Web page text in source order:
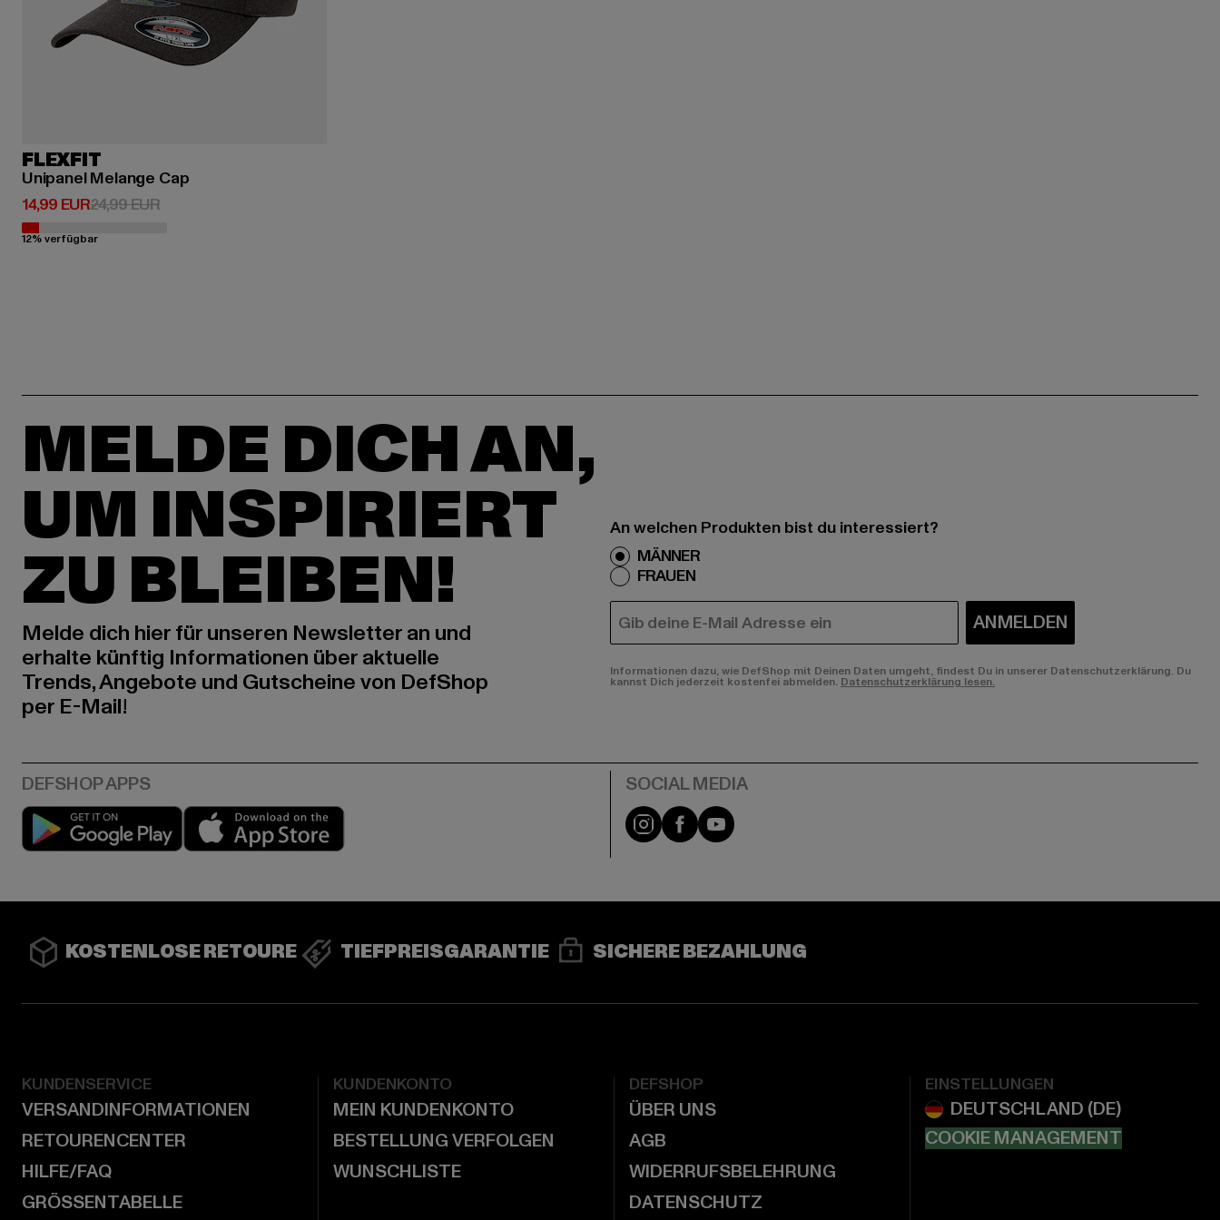
FLEXFIT
Unipanel Melange Cap
14,99 EUR
Derzeitiger Preis: 14,99 EUR
24,99 EURAktionspreis: 24,99 EUR
12% verfügbar
MELDE DICH AN,
UM INSPIRIERT
ZU BLEIBEN!
Melde dich hier für unseren Newsletter an und
erhalte künftig Informationen über aktuelle
Trends, Angebote und Gutscheine von DefShop
per E-Mail!
An welchen Produkten bist du interessiert?
MÄNNER
FRAUEN
E-MAIL ANMELDEN
Informationen dazu, wie DefShop mit Deinen Daten umgeht, findest Du in unserer Datenschutzerklärung. Du
kannst Dich jederzeit kostenfei abmelden. Datenschutzerklärung lesen.
Play market Instagram
FacebookYouTube
KOSTENLOSE RETOURE TIEFPREISGARANTIE SICHERE BEZAHLUNG
KUNDENSERVICE
VERSANDINFORMATIONEN
RETOURENCENTER
HILFE/FAQ
GRÖSSENTABELLE
KUNDENKONTO
MEIN KUNDENKONTO
BESTELLUNG VERFOLGEN
WUNSCHLISTE
DEFSHOP
ÜBER UNS
AGB
WIDERRUFSBELEHRUNG
DATENSCHUTZ
EINSTELLUNGEN
COOKIE MANAGEMENT